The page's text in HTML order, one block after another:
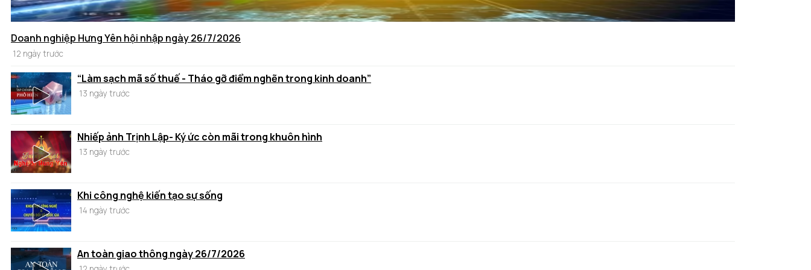
Doanh nghiệp Hưng Yên hội nhập ngày 26/7/2026
12 ngày trước
“Làm sạch mã số thuế - Tháo gỡ điểm nghẽn trong kinh doanh”
13 ngày trước
Nhiếp ảnh Trịnh Lập- Ký ức còn mãi trong khuôn hình
13 ngày trước
Khi công nghệ kiến tạo sự sống
14 ngày trước
An toàn giao thông ngày 26/7/2026